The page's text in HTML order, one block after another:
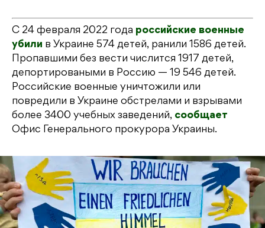
С 24 февраля 2022 года российские военные
убили в Украине 574 детей, ранили 1586 детей.
Пропавшими без вести числится 1917 детей,
депортироваными в Россию — 19 546 детей.
Российские военные уничтожили или
повредили в Украине обстрелами и взрывами
более 3400 учебных заведений, сообщает
Офис Генерального прокурора Украины.